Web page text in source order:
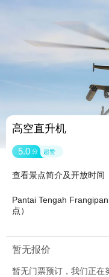
高空直升机
5.0 分 超赞
查看景点简介及开放时间
Pantai Tengah
点）
暂无报价
暂无门票预订，我们正在